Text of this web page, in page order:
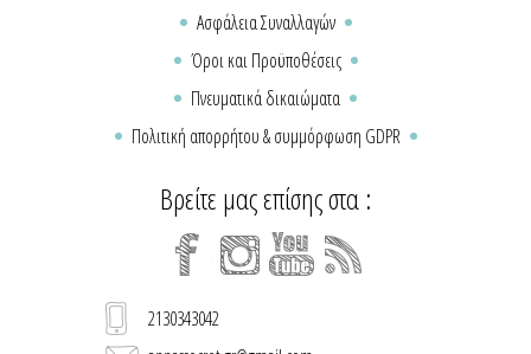
Ασφάλεια Συναλλαγών
Όροι και Προϋποθέσεις
Πνευματικά δικαιώματα
Πολιτική απορρήτου & συμμόρφωση GDPR
Βρείτε μας επίσης στα :
2130343042